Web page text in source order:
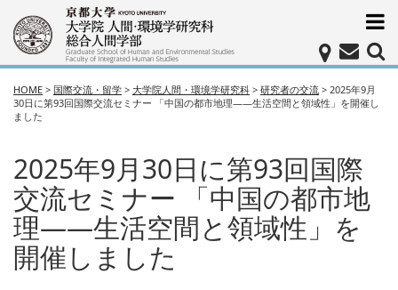
HOME > 国際交流・留学 > 大学院人間・環境学研究科 > 研究者の交流 > 2025年9月
30日に第93回国際交流セミナー 「中国の都市地理――生活空間と領域性」を開催し
ました
2025年9月30日に第93回国際
交流セミナー 「中国の都市地
理――生活空間と領域性」を
開催しました